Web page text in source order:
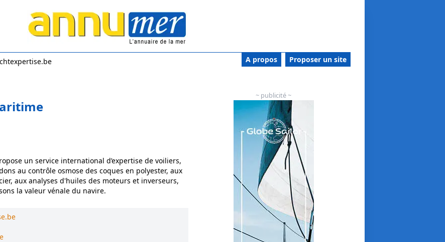
A propos Proposer un site
un service international d’expertise de voiliers,
au contrôle osmose des coques en polyester, aux
aux analyses d'huiles des moteurs et inverseurs,
la valeur vénale du navire.
~ publicité ~